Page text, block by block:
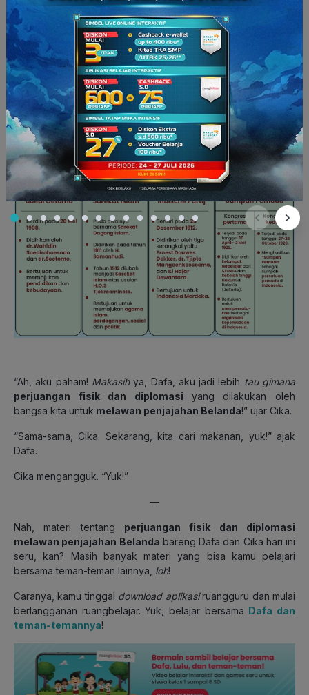
perjuangan diplomasiyang dilakukan Indonesia dalam
menghadapi penjajahsetelah tahun 1908ada apa
Baca Juga:
Ini Dia Kisah Kedatangan Bangsa Eropa ke
Indonesia!
“Usaha perjuangan diplomasi dilakukan dengan
pembentukanOrganisasi Boedi Oetomo ,
Organisasi
Sarekat Islam,Organisasi Indische Partijdan
pelaksanaan Kongres Sumpah Pemuda , Cik!” jawab Dafa.
“Ah, aku paham! Makasihya, Dafa, aku jadi lebih tau gimana
perjuangan fisik dan diplomasi yang dilakukan oleh
bangsa kita untuk melawan penjajahan Belanda!” ujar Cika.
“Sama-sama, Cika. Sekarang, kita cari makanan, yuk!” ajak
Dafa.
Cika mengangguk. “Yuk!”
—
Nah, materi tentang perjuangan fisik dan diplomasi
melawan penjajahan Belanda bareng Dafa dan Cika hari ini
seru, kan? Masih banyak materi yang bisa kamu pelajari
bersama teman-teman lainnya, loh!
Caranya, kamu tinggal download aplikasiruangguru dan mulai
berlangganan ruangbelajar. Yuk, belajar bersama Dafa dan
teman-temannya!